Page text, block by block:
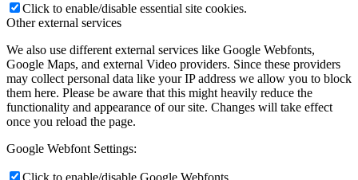
Click to enable/disable essential site cookies.
Other external services
We also use different external services like Google Webfonts,
Google Maps, and external Video providers. Since these providers
may collect personal data like your IP address we allow you to block
them here. Please be aware that this might heavily reduce the
functionality and appearance of our site. Changes will take effect
once you reload the page.
Google Webfont Settings:
Click to enable/disable Google Webfonts.